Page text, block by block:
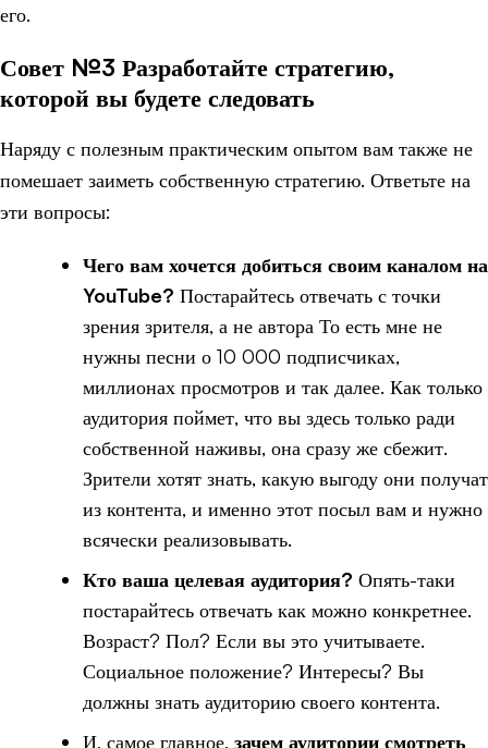
его.
Совет №3 Разработайте стратегию,
которой вы будете следовать
Наряду с полезным практическим опытом вам также не
помешает заиметь собственную стратегию. Ответьте на
эти вопросы:
Чего вам хочется добиться своим каналом на
YouTube? Постарайтесь отвечать с точки
зрения зрителя, а не автора То есть мне не
нужны песни о 10 000 подписчиках,
миллионах просмотров и так далее. Как только
аудитория поймет, что вы здесь только ради
собственной наживы, она сразу же сбежит.
Зрители хотят знать, какую выгоду они получат
из контента, и именно этот посыл вам и нужно
всячески реализовывать.
Кто ваша целевая аудитория? Опять-таки
постарайтесь отвечать как можно конкретнее.
Возраст? Пол? Если вы это учитываете.
Социальное положение? Интересы? Вы
должны знать аудиторию своего контента.
И, самое главное, зачем аудитории смотреть